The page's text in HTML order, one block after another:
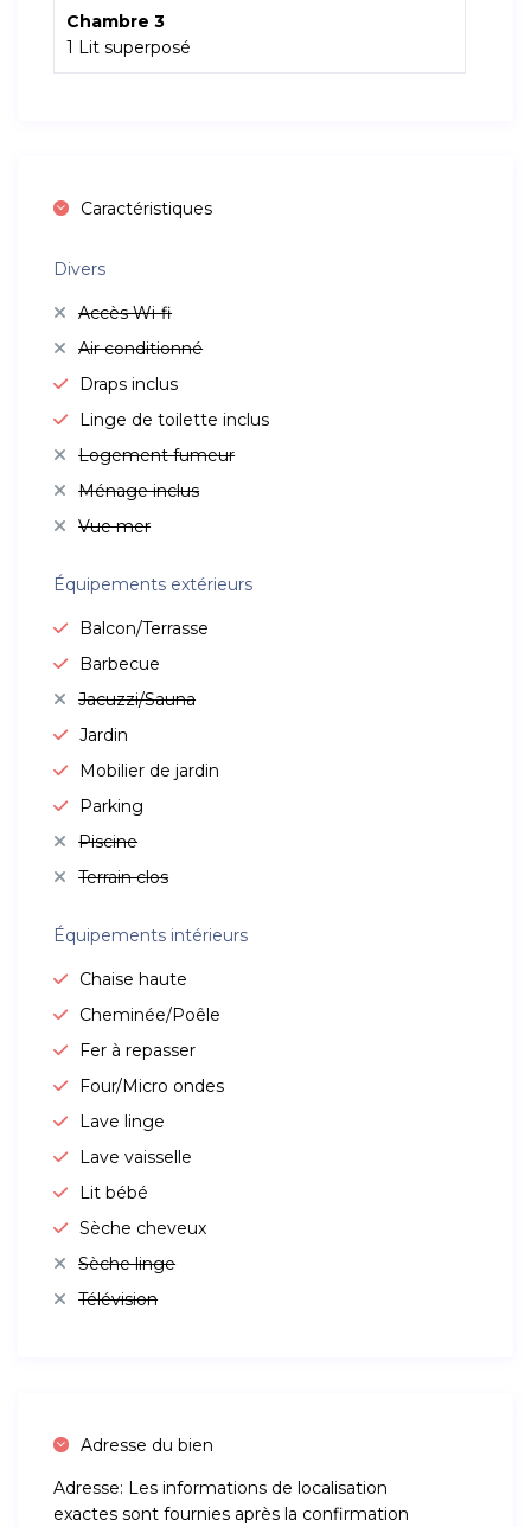
Chambre 3
1 Lit superposé
Caractéristiques
Divers
Accès Wi-fi
Air conditionné
Draps inclus
Linge de toilette inclus
Logement fumeur
Ménage inclus
Vue mer
Équipements extérieurs
Balcon/Terrasse
Barbecue
Jacuzzi/Sauna
Jardin
Mobilier de jardin
Parking
Piscine
Terrain clos
Équipements intérieurs
Chaise haute
Cheminée/Poêle
Fer à repasser
Four/Micro ondes
Lave linge
Lave vaisselle
Lit bébé
Sèche cheveux
Sèche linge
Télévision
Adresse du bien
Adresse: Les informations de localisation
exactes sont fournies après la confirmation